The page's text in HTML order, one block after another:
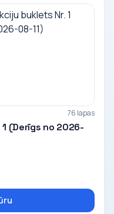
76 lapas
(Derīgs no 2026-